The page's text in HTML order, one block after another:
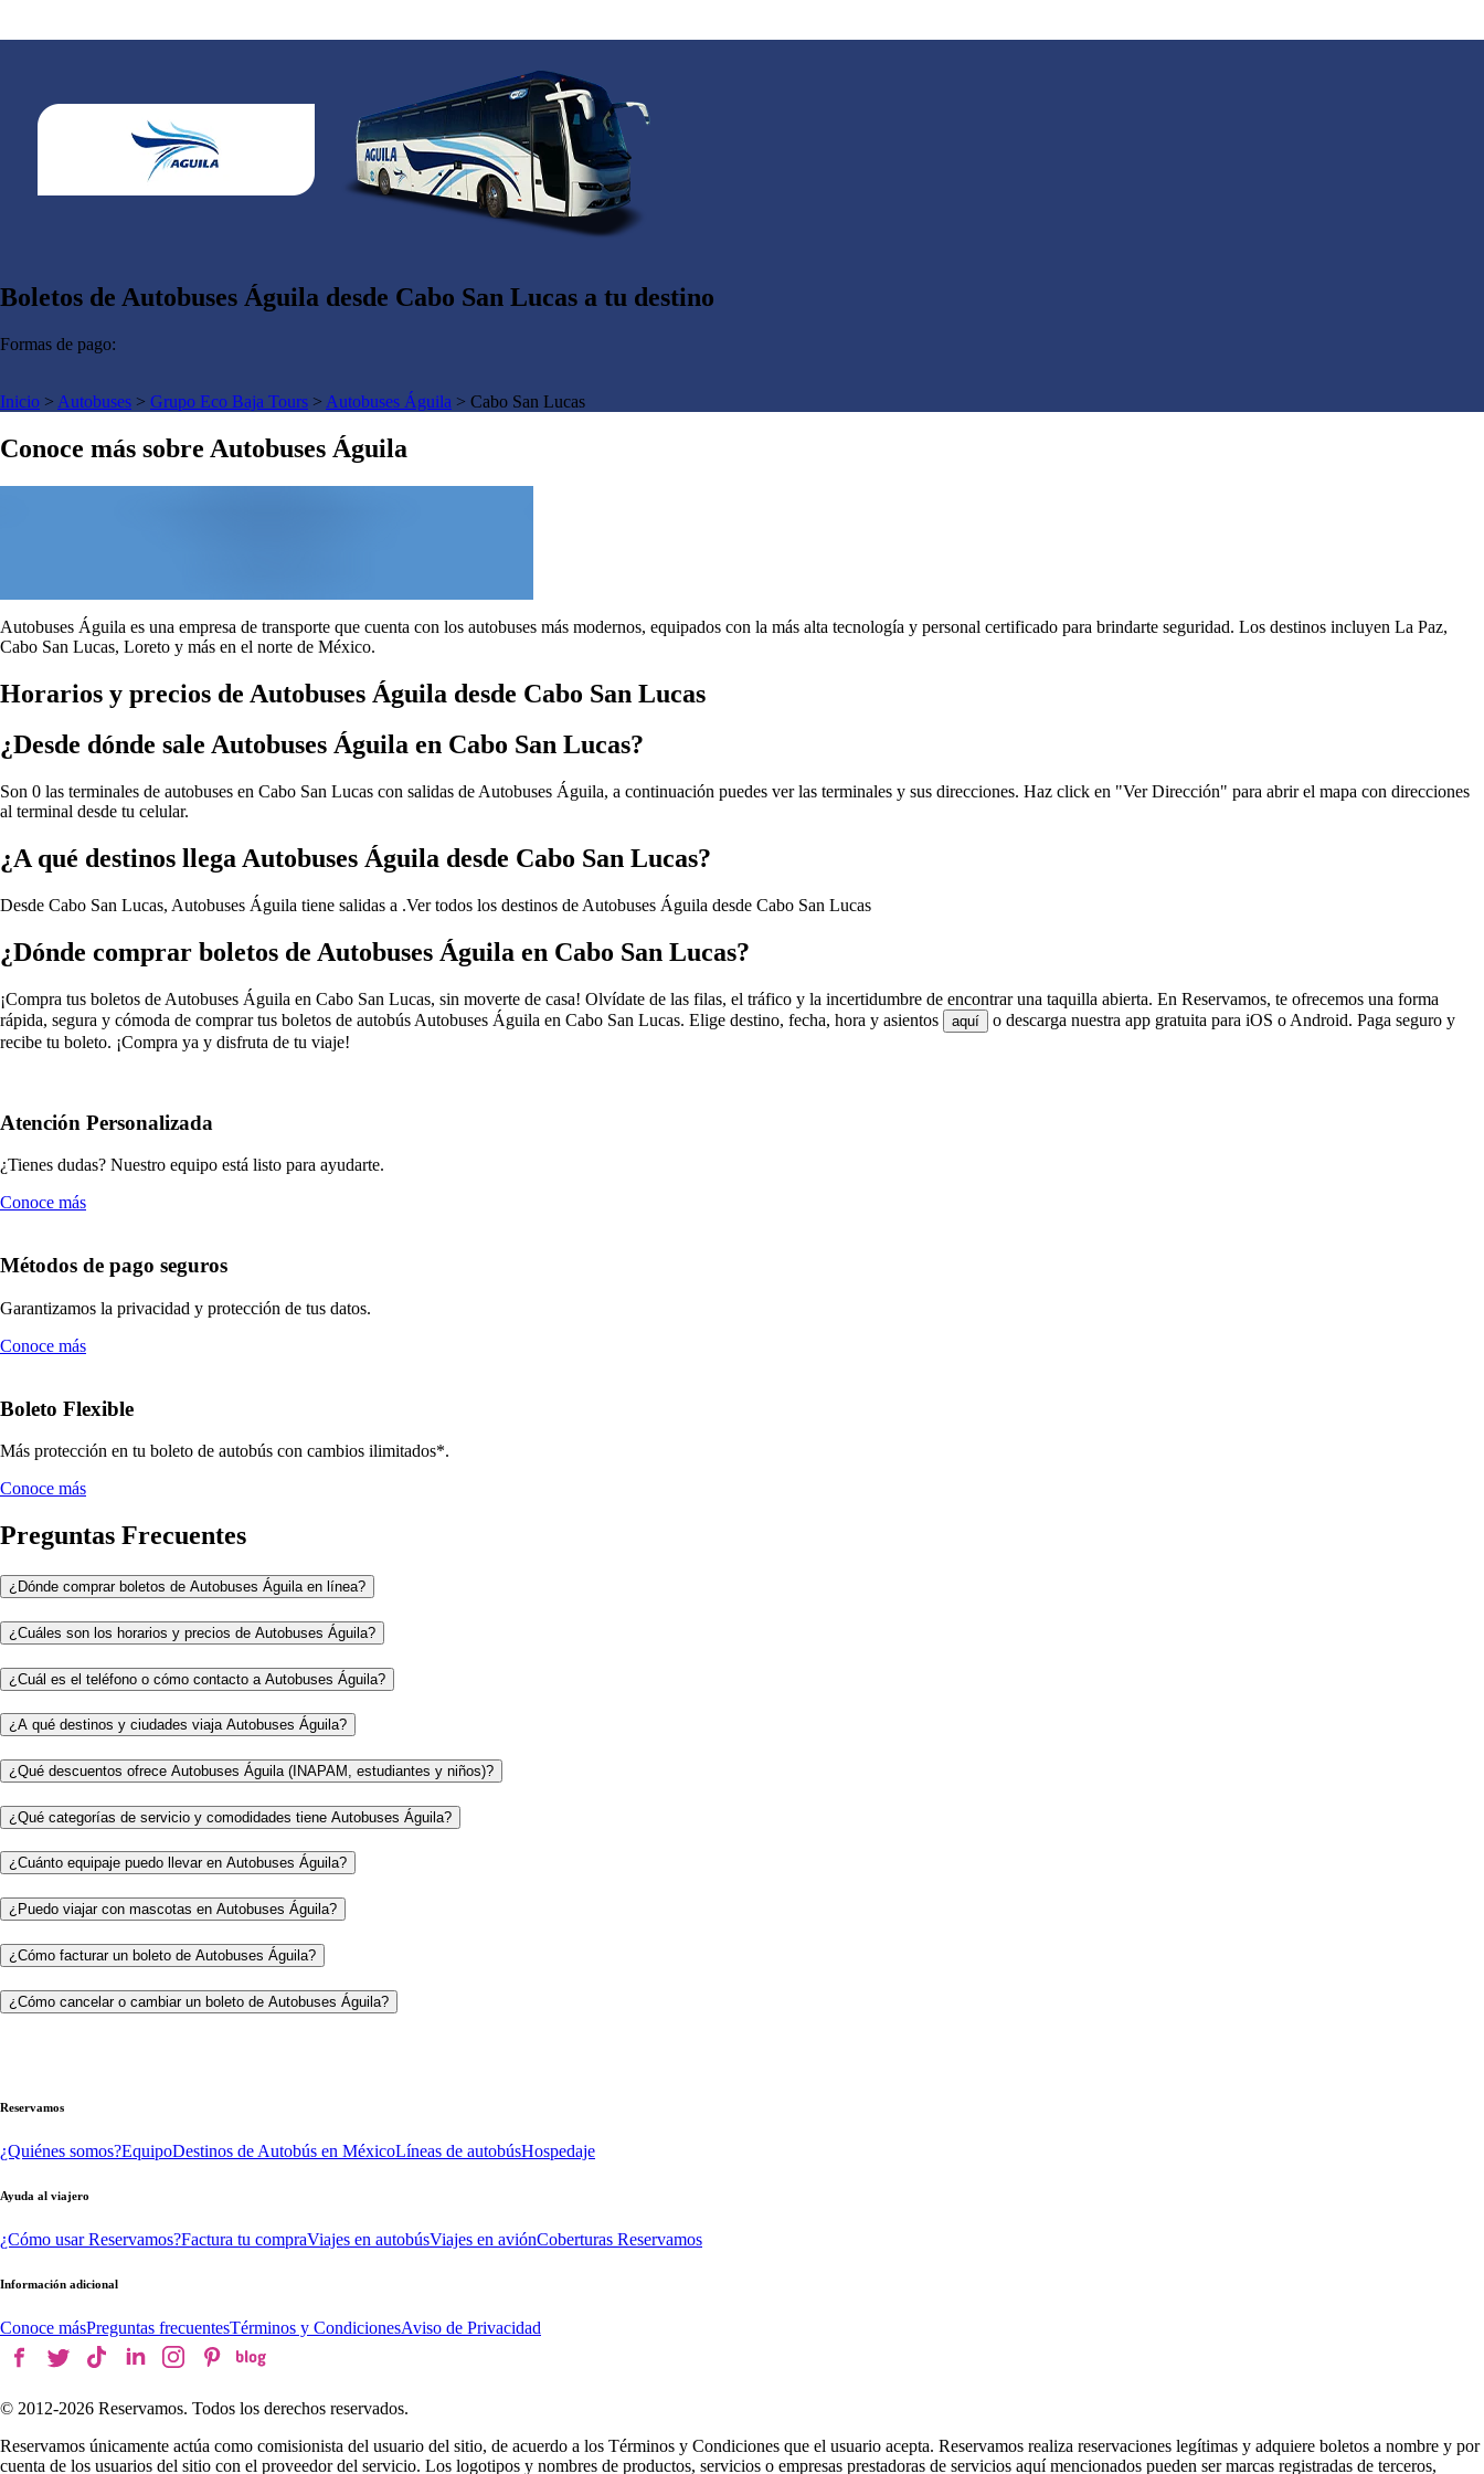
Boletos de Autobuses Águila desde Cabo San Lucas a tu destino
Formas de pago:
Inicio > Autobuses > Grupo Eco Baja Tours > Autobuses Águila > Cabo San Lucas
Conoce más sobre Autobuses Águila
Autobuses Águila es una empresa de transporte que cuenta con los autobuses más modernos, equipados con la más alta tecnología y personal certificado para brindarte seguridad. Los destinos incluyen La Paz,
Cabo San Lucas, Loreto y más en el norte de México.
Horarios y precios de Autobuses Águila desde Cabo San Lucas
¿Desde dónde sale Autobuses Águila en Cabo San Lucas?
Son 0 las terminales de autobuses en Cabo San Lucas con salidas de Autobuses Águila, a continuación puedes ver las terminales y sus direcciones. Haz click en "Ver Dirección" para abrir el mapa con direcciones
al terminal desde tu celular.
¿A qué destinos llega Autobuses Águila desde Cabo San Lucas?
Desde Cabo San Lucas, Autobuses Águila tiene salidas a .Ver todos los destinos de Autobuses Águila desde Cabo San Lucas
¿Dónde comprar boletos de Autobuses Águila en Cabo San Lucas?
¡Compra tus boletos de Autobuses Águila en Cabo San Lucas, sin moverte de casa! Olvídate de las filas, el tráfico y la incertidumbre de encontrar una taquilla abierta. En Reservamos, te ofrecemos una forma
rápida, segura y cómoda de comprar tus boletos de autobús Autobuses Águila en Cabo San Lucas. Elige destino, fecha, hora y asientos
aquí
o descarga nuestra app gratuita para iOS o Android. Paga seguro y
recibe tu boleto. ¡Compra ya y disfruta de tu viaje!
Atención Personalizada
¿Tienes dudas? Nuestro equipo está listo para ayudarte.
Conoce más
Métodos de pago seguros
Garantizamos la privacidad y protección de tus datos.
Conoce más
Boleto Flexible
Más protección en tu boleto de autobús con cambios ilimitados*.
Conoce más
Preguntas Frecuentes
¿Dónde comprar boletos de Autobuses Águila en línea?
¿Cuáles son los horarios y precios de Autobuses Águila?
¿Cuál es el teléfono o cómo contacto a Autobuses Águila?
¿A qué destinos y ciudades viaja Autobuses Águila?
¿Qué descuentos ofrece Autobuses Águila (INAPAM, estudiantes y niños)?
¿Qué categorías de servicio y comodidades tiene Autobuses Águila?
¿Cuánto equipaje puedo llevar en Autobuses Águila?
¿Puedo viajar con mascotas en Autobuses Águila?
¿Cómo facturar un boleto de Autobuses Águila?
¿Cómo cancelar o cambiar un boleto de Autobuses Águila?
Reservamos
¿Quiénes somos?EquipoDestinos de Autobús en MéxicoLíneas de autobúsHospedaje
Ayuda al viajero
¿Cómo usar Reservamos?Factura tu compraViajes en autobúsViajes en aviónCoberturas Reservamos
Información adicional
Conoce másPreguntas frecuentesTérminos y CondicionesAviso de Privacidad
© 2012-2026 Reservamos. Todos los derechos reservados.
Reservamos únicamente actúa como comisionista del usuario del sitio, de acuerdo a los Términos y Condiciones que el usuario acepta. Reservamos realiza reservaciones legítimas y adquiere boletos a nombre y por
cuenta de los usuarios del sitio con el proveedor del servicio. Los logotipos y nombres de productos, servicios o empresas prestadoras de servicios aquí mencionados pueden ser marcas registradas de terceros,